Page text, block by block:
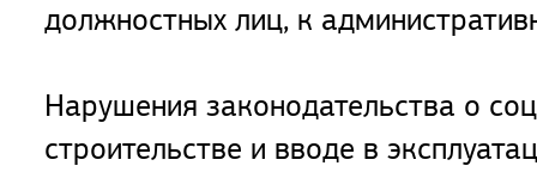
должностных лиц, к
Нарушения законодательства о
строительстве и вводе в